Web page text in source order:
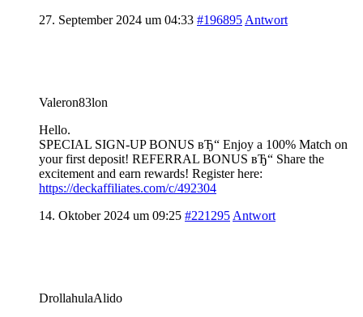
27. September 2024 um 04:33 #196895 Antwort
Valeron83lon
Hello.
SPECIAL SIGN-UP BONUS вЂ“ Enjoy a 100% Match on
your first deposit! REFERRAL BONUS вЂ“ Share the
excitement and earn rewards! Register here:
https://deckaffiliates.com/c/492304
14. Oktober 2024 um 09:25 #221295 Antwort
DrollahulaAlido